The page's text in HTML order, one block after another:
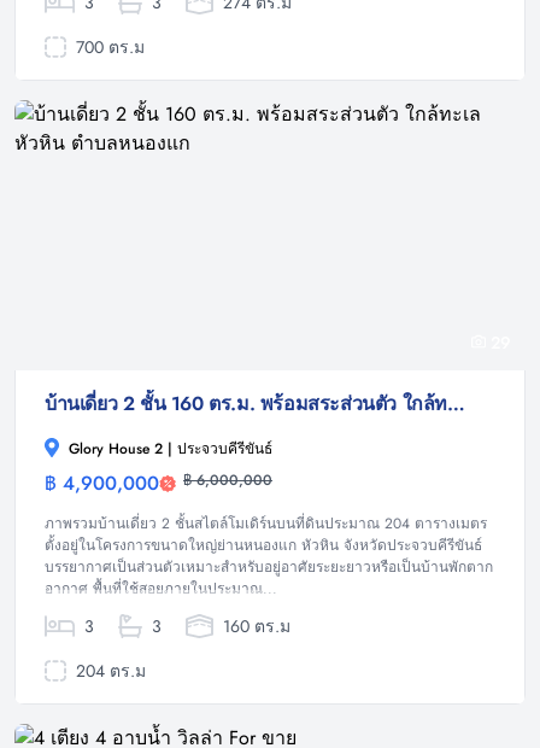
700 ตร.ม
บ้านเดี่ยว 2 ชั้น 160 ตร.ม. พร้อมสระส่วนตัว ใกล้ทะเลหัวหิน ตำบลหนองแก
Glory House 2 | ประจวบคีรีขันธ์
฿ 4,900,000 ฿ 6,000,000
ภาพรวมบ้านเดี่ยว 2 ชั้นสไตล์โมเดิร์นบนที่ดินประมาณ 204 ตารางเมตร
ตั้งอยู่ในโครงการขนาดใหญ่ย่านหนองแก หัวหิน จังหวัดประจวบคีรีขันธ์
บรรยากาศเป็นส่วนตัวเหมาะสำหรับอยู่อาศัยระยะยาวหรือเป็นบ้านพักตาก
อากาศ พื้นที่ใช้สอยภายในประมาณ...
3 3
160 ตร.ม
204 ตร.ม